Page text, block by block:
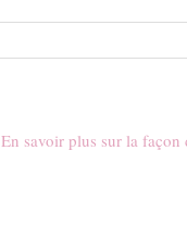
En savoir plus sur la façon